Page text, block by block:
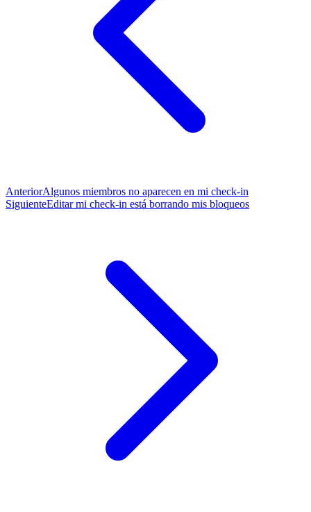
AnteriorAlgunos miembros no aparecen en mi check-in
SiguienteEditar mi check-in está borrando mis bloqueos